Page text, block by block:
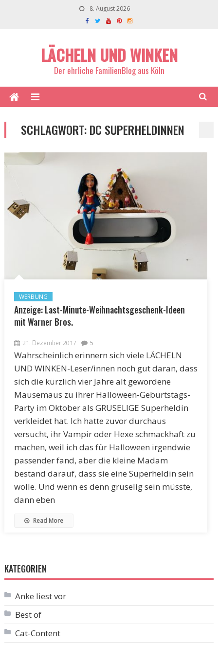
8. August 2026
LÄCHELN UND WINKEN
Der ehrliche FamilienBlog aus Köln
SCHLAGWORT:DC SUPERHELDINNEN
WERBUNG
Anzeige: Last-Minute-Weihnachtsgeschenk-Ideen
mit Warner Bros.
21. Dezember 2017 5
Wahrscheinlich erinnern sich viele LÄCHELN
UND WINKEN-Leser/innen noch gut daran, dass
sich die kürzlich vier Jahre alt gewordene
Mausemaus zu ihrer Halloween-Geburtstags-
Party im Oktober als GRUSELIGE Superheldin
verkleidet hat. Ich hatte zuvor durchaus
versucht, ihr Vampir oder Hexe schmackhaft zu
machen, weil ich das für Halloween irgendwie
passender fand, aber die kleine Madam
bestand darauf, dass sie eine Superheldin sein
wolle. Und wenn es denn gruselig sein müsste,
dann eben
Read More
KATEGORIEN
Anke liest vor
Best of
Cat-Content